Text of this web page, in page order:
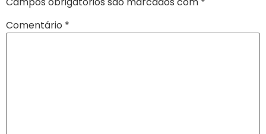
Comentário *